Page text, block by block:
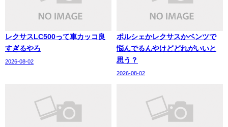
レクサスLC500って車カッコ良
すぎるやろ
2026-08-02
ポルシェかレクサスかベンツで
悩んでるんやけどどれがいいと
思う？
2026-08-02